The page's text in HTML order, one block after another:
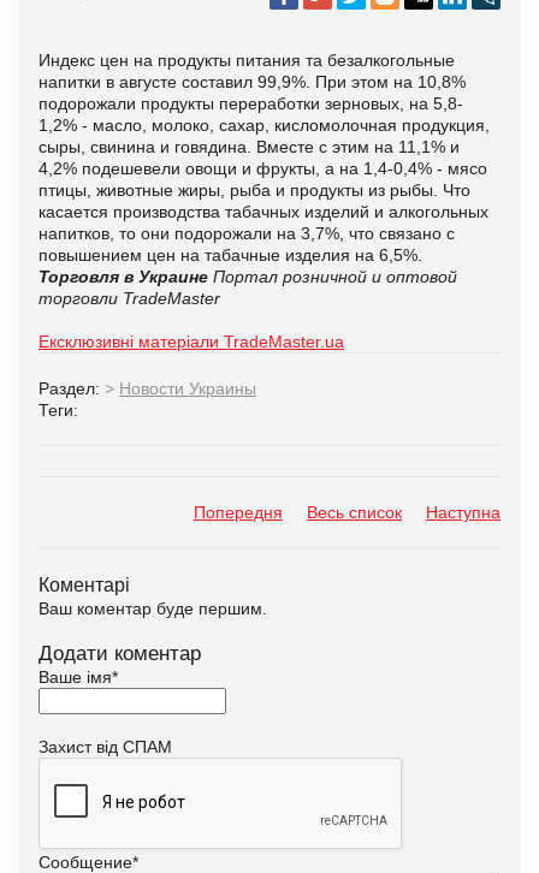
Индекс цен на продукты питания та безалкогольные
напитки в августе составил 99,9%. При этом на 10,8%
подорожали продукты переработки зерновых, на 5,8-
1,2% - масло, молоко, сахар, кисломолочная продукция,
сыры, свинина и говядина. Вместе с этим на 11,1% и
4,2% подешевели овощи и фрукты, а на 1,4-0,4% - мясо
птицы, животные жиры, рыба и продукты из рыбы. Что
касается производства табачных изделий и алкогольных
напитков, то они подорожали на 3,7%, что связано с
повышением цен на табачные изделия на 6,5%.
Торговля в Украине Портал розничной и оптовой
торговли TradeMaster
Ексклюзивні матеріали TradeMaster.ua
Раздел: > Новости Украины
Теги:
Попередня Весь список Наступна
Коментарі
Ваш коментар буде першим.
Додати коментар
Ваше імя*
Захист від СПАМ
Сообщение*